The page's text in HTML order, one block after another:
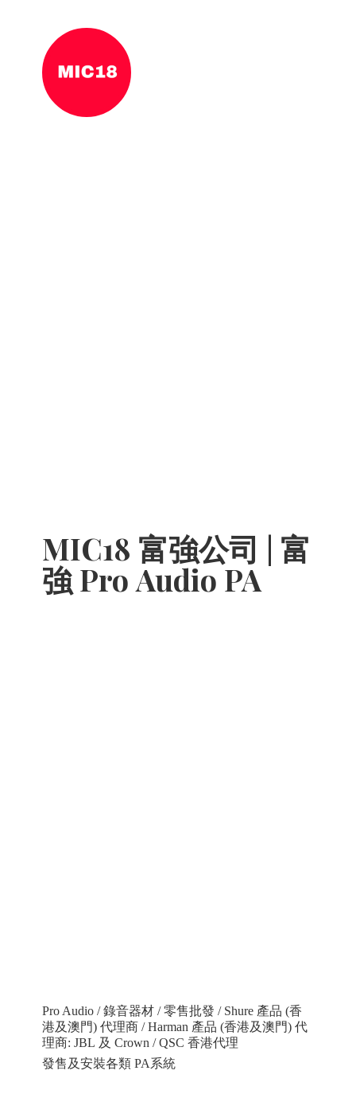
MIC18 富強公司 | 富
強 Pro Audio PA
Pro Audio / 錄音器材 / 零售批發 / Shure 產品 (香
港及澳門) 代理商 / Harman 產品 (香港及澳門) 代
理商: JBL 及 Crown / QSC 香港代理
發售及安裝各類 PA系統